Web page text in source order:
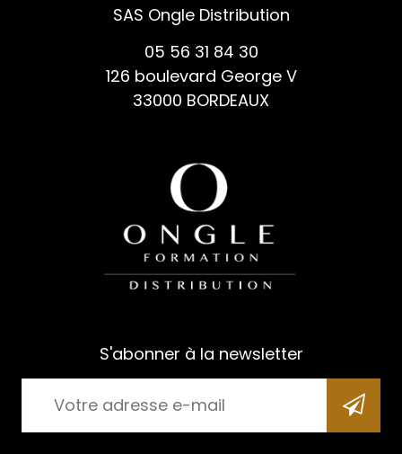
SAS Ongle Distribution
05 56 31 84 30
126 boulevard George V
33000 BORDEAUX
S'abonner à la newsletter